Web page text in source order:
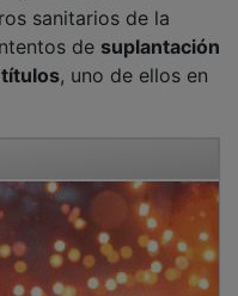
desuplantación
, uno de ellos en